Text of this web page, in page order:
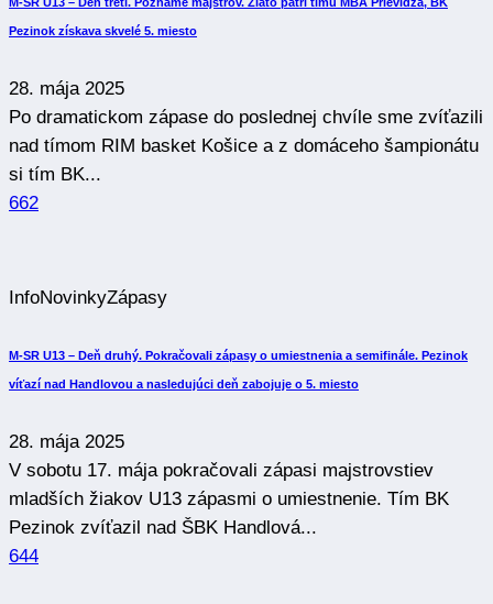
Pezinok získava skvelé 5. miesto
28. mája 2025
Po dramatickom zápase do poslednej chvíle sme zvíťazili
nad tímom RIM basket Košice a z domáceho šampionátu
si tím BK...
662
InfoNovinkyZápasy
M-SR U13 – Deň druhý. Pokračovali zápasy o umiestnenia a semifinále. Pezinok
víťazí nad Handlovou a nasledujúci deň zabojuje o 5. miesto
28. mája 2025
V sobotu 17. mája pokračovali zápasi majstrovstiev
mladších žiakov U13 zápasmi o umiestnenie. Tím BK
Pezinok zvíťazil nad ŠBK Handlová...
644